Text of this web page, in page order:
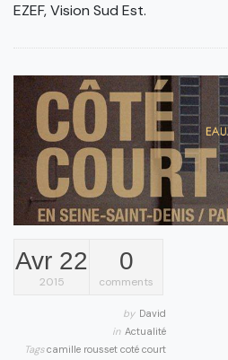
EZEF, Vision Sud Est.
Avr 22
2015
0
comments
by David
in Actualité
Tagscamille rousset coté court